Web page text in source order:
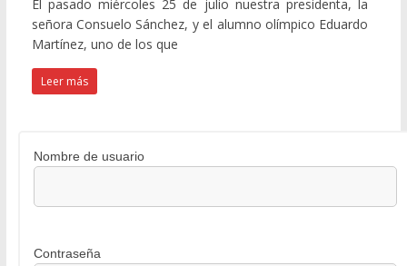
El pasado miércoles 25 de julio nuestra presidenta, la
señora Consuelo Sánchez, y el alumno olímpico Eduardo
Martínez, uno de los que
Leer más
Nombre de usuario
Contraseña